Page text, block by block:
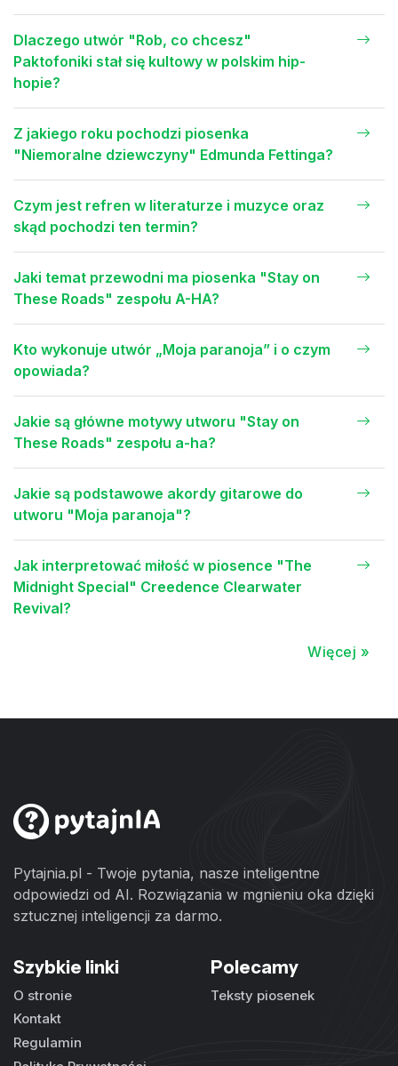
Dlaczego utwór "Rob, co chcesz"
Paktofoniki stał się kultowy w polskim hip-
hopie?
Z jakiego roku pochodzi piosenka
"Niemoralne dziewczyny" Edmunda Fettinga?
Czym jest refren w literaturze i muzyce oraz
skąd pochodzi ten termin?
Jaki temat przewodni ma piosenka "Stay on
These Roads" zespołu A-HA?
Kto wykonuje utwór „Moja paranoja” i o czym
opowiada?
Jakie są główne motywy utworu "Stay on
These Roads" zespołu a-ha?
Jakie są podstawowe akordy gitarowe do
utworu "Moja paranoja"?
Jak interpretować miłość w piosence "The
Midnight Special" Creedence Clearwater
Revival?
Więcej »
Pytajnia.pl - Twoje pytania, nasze inteligentne
odpowiedzi od AI. Rozwiązania w mgnieniu oka dzięki
sztucznej inteligencji za darmo.
Szybkie linki
O stronie
Kontakt
Regulamin
Polecamy
Teksty piosenek